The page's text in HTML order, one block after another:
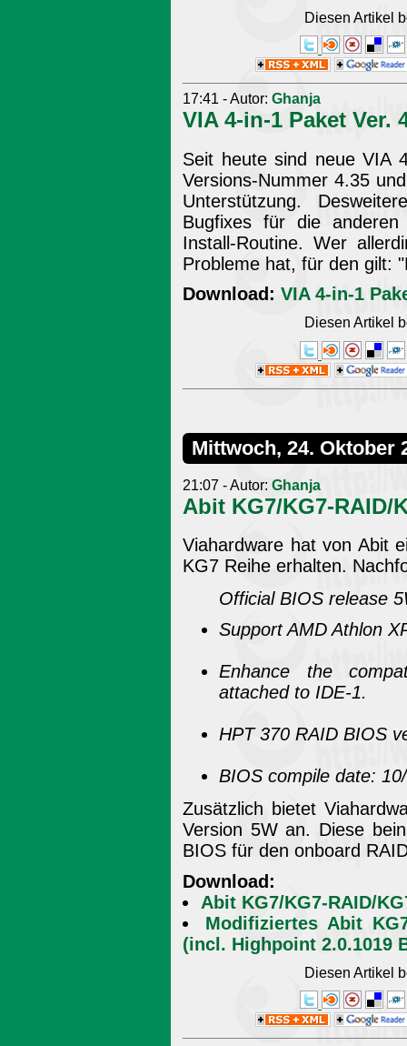
Diesen Artikel
17:41 - Autor: Ghanja
VIA 4-in-1 Paket Ver.
Seit heute sind neue VIA
Versions-Nummer 4.35
Unterstützung.
Bugfixes für die
Install-Routine. Wer
Probleme hat, für den gilt:
Download: VIA 4-in-1
Diesen Artikel
Mittwoch, 24. Oktober
21:07 - Autor: Ghanja
Abit KG7/KG7-RAID/
Viahardware hat von Abit
KG7 Reihe erhalten.
Official BIOS release
Support AMD Athlon
Enhance the
attached to IDE-1.
HPT 370 RAID BIOS
BIOS compile date:
Zusätzlich bietet
Version 5W an. Diese
BIOS für den onboard
Download:
Abit KG7/KG7-RAID/
Modifiziertes Abit
(incl. Highpoint 2.0.1019
Diesen Artikel